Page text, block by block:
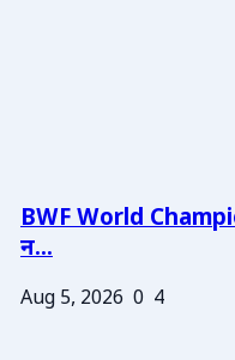
BWF World
न...
Aug 5, 2026 0 4